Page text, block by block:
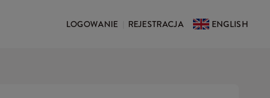
LOGOWANIE REJESTRACJA ENGLISH